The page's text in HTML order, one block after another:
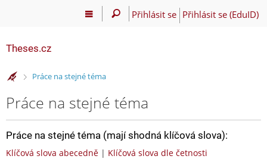
Přihlásit se Přihlásit se (EduID)
Theses.cz
>Práce na stejné téma
Práce na stejné téma
Práce na stejné téma (mají shodná klíčová slova):
Klíčová slova abecedně | Klíčová slova dle četnosti